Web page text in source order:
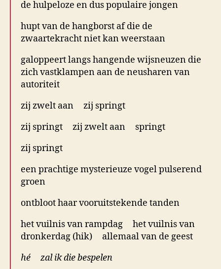
de hulpeloze en dus populaire jongen
hupt van de hangborst af die de
zwaartekracht niet kan weerstaan
galoppeert langs hangende wijsneuzen die
zich vastklampen aan de neusharen van
autoriteit
zij zwelt aan zij springt
zij springt zij zwelt aan springt
zij springt
een prachtige mysterieuze vogel pulserend
groen
ontbloot haar vooruitstekende tanden
het vuilnis van rampdag het vuilnis van
dronkerdag (hik) allemaal van de geest
hé zal ik die bespelen